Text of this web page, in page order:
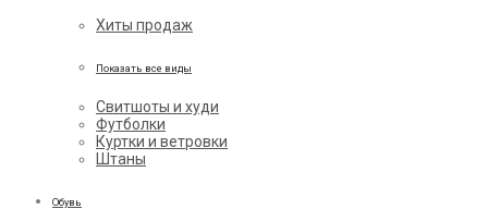
Хиты продаж
Показать все виды
Свитшоты и худи
Футболки
Куртки и ветровки
Штаны
Обувь